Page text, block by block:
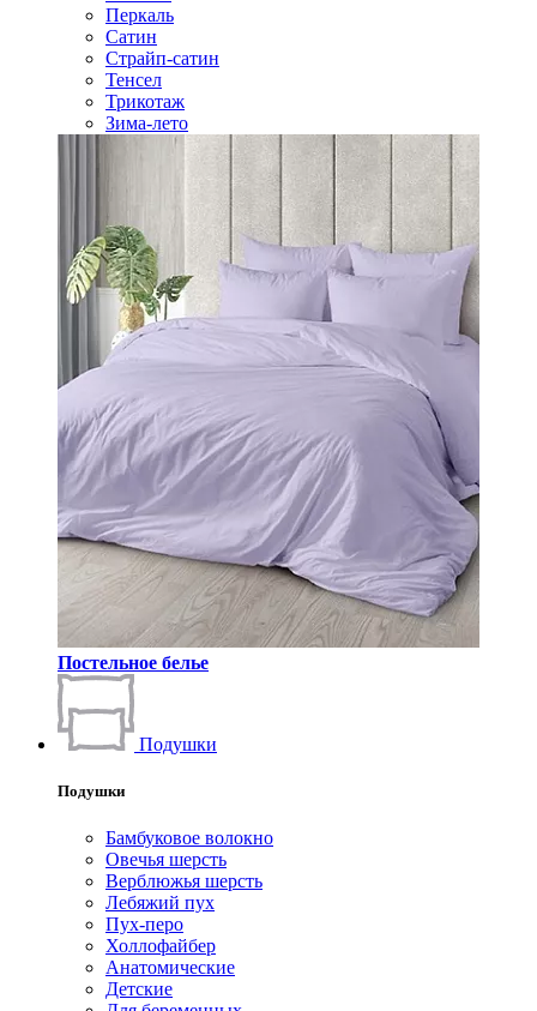
Перкаль
Сатин
Страйп-сатин
Тенсел
Трикотаж
Зима-лето
Постельное белье
Подушки
Подушки
Бамбуковое волокно
Овечья шерсть
Верблюжья шерсть
Лебяжий пух
Пух-перо
Холлофайбер
Анатомические
Детские